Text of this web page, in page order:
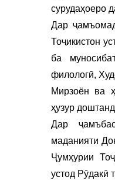
сурудаҳоеро
Дар
Тоҷикистон
ба
филологӣ,
Мирзоён ва
ҳузур
Дар
маданияти
Ҷумҳурии
устод Рӯдакӣ